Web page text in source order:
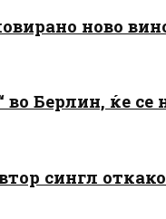
ново
во Берлин, ќе
сингл